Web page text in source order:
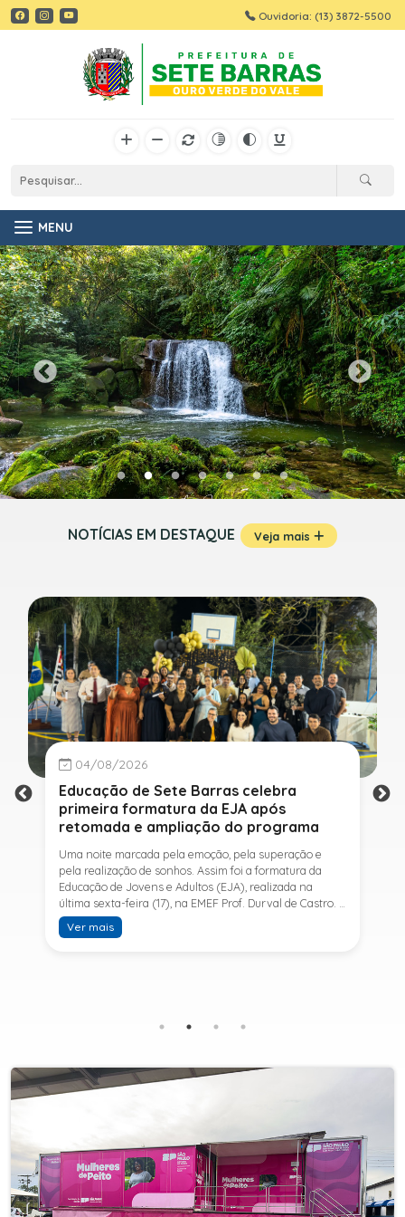
Ouvidoria: (13) 3872-5500
MENU
NOTÍCIAS EM DESTAQUE Veja mais
04/08/2026
Educação de Sete Barras celebra
primeira formatura da EJA após
retomada e ampliação do programa
Uma noite marcada pela emoção, pela superação e
pela realização de sonhos. Assim foi a formatura da
Educação de Jovens e Adultos (EJA), realizada na
última sexta-feira (17), na EMEF Prof. Durval de Castro. A
cerimônia celebrou a conclusão dos estudos de 53
alunos e entrou para a história ao marcar a primeira
SESI, ampliando o acesso à educação e oferecendo uma
retomar os estudos.A última turma da Educação de
Jovens e Adultos formada pelo município foi em 2016,
oferecida em Sete Barras e, a partir de agosto de 2025,
passou por uma importante ampliação. Em parceria
com o SESI, a Prefeitura passou a disponibilizar também
o Ensino Fundamental II (6º ao 9º ano) e o Ensino
Médio, ampliando significativamente as oportunidades
para que jovens e adultos concluam sua formação.A
Ver mais